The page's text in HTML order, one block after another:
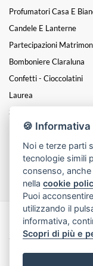
Profumatori Casa E
Candele E Lanterne
Partecipazioni
Bomboniere Claraluna
Confetti - Cioccolatini
Laurea
San Valentino
Festa Della Mamma
Natale
Funebre
Made with by
2026
🍪 Informativa
Noi e terze parti
tecnologie simili
consenso,
nellacookie
Puoi
utilizzando il
informativa,
Scopri di più e